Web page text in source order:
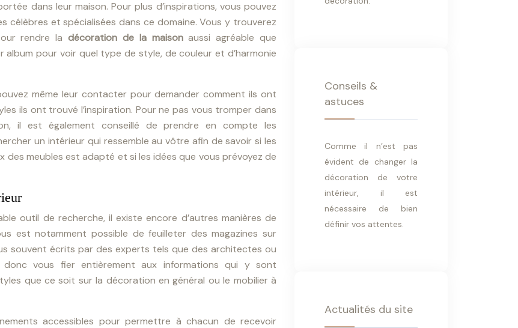
dans leur maison. Pour plus d’inspirations, vous pouvez
célèbres et spécialisées dans ce domaine. Vous y trouverez
rendre ladécoration de la maisonaussi agréable que
pour voir quel type de style, de couleur et d’harmonie
même leur contacter pour demander comment ils ont
ils ont trouvé l’inspiration. Pour ne pas vous tromper dans
il est également conseillé de prendre en compte les
un intérieur qui ressemble au vôtre afin de savoir si les
meubles est adapté et si les idées que vous prévoyez de
outil de recherche, il existe encore d’autres manières de
est notamment possible de feuilleter des magazines sur
souvent écrits par des experts tels que des architectes ou
donc vous fier entièrement aux informations qui y sont
que ce soit sur la décoration en général ou le mobilier à
accessibles pour permettre à chacun de recevoir
Conseils &
astuces
Comme il n’est pas
évident de changer la
décoration de votre
intérieur, il est
nécessaire de bien
définir vos attentes.
Actualités du site